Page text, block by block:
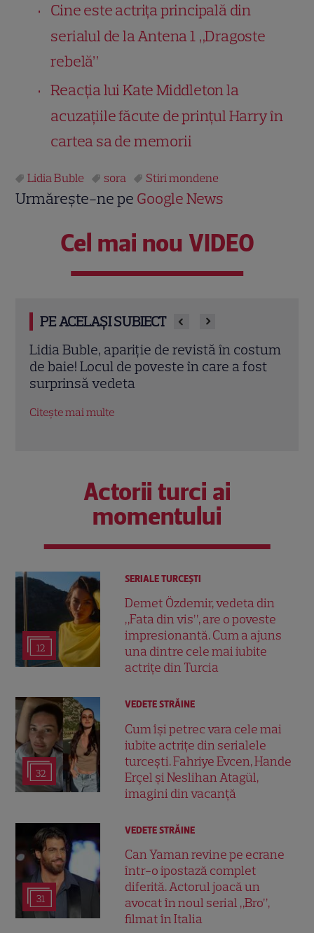
Cine este actrița principală din
serialul de la Antena 1 „Dragoste
rebelă”
Reacția lui Kate Middleton la
acuzațiile făcute de prințul Harry în
cartea sa de memorii
Lidia Buble sora Stiri mondene
Urmărește-ne pe Google News
Cel mai nou VIDEO
PE ACELAȘI SUBIECT
Cine este Monica Tand, soția lui Nicolai
Tand. A renunțat la cariera
internațională pentru el
Citește mai multe
Actorii turci ai
momentului
12
SERIALE TURCEŞTI
Demet Özdemir, vedeta din
„Fata din vis”, are o poveste
impresionantă. Cum a ajuns
una dintre cele mai iubite
actrițe din Turcia
32
VEDETE STRĂINE
Cum își petrec vara cele mai
iubite actrițe din serialele
turcești. Fahriye Evcen, Hande
Erçel și Neslihan Atagül,
imagini din vacanță
31
VEDETE STRĂINE
Can Yaman revine pe ecrane
într-o ipostază complet
diferită. Actorul joacă un
avocat în noul serial „Bro”,
filmat în Italia